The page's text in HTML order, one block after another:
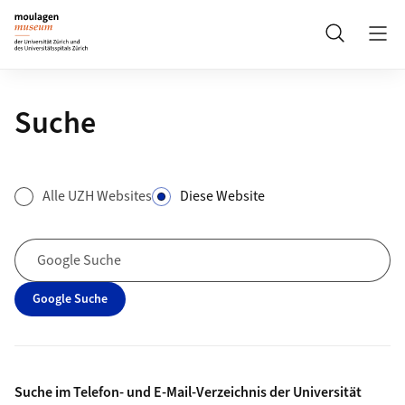
Header
Suche
Suche
Alle UZH Websites Diese Website
Google Suche
Google Suche
Suche im Telefon- und E-Mail-Verzeichnis der Universität